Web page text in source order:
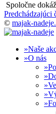
Spoločne
Predchádzajúci
© majak-
Naše
O nás